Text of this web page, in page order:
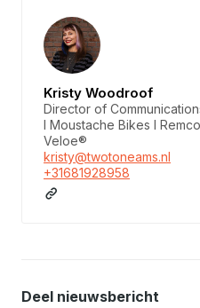
Kristy Woodroof
Director of
I Moustache Bikes I
Veloe®
kristy@twotoneams.nl
+31681928958
Deel nieuwsbericht